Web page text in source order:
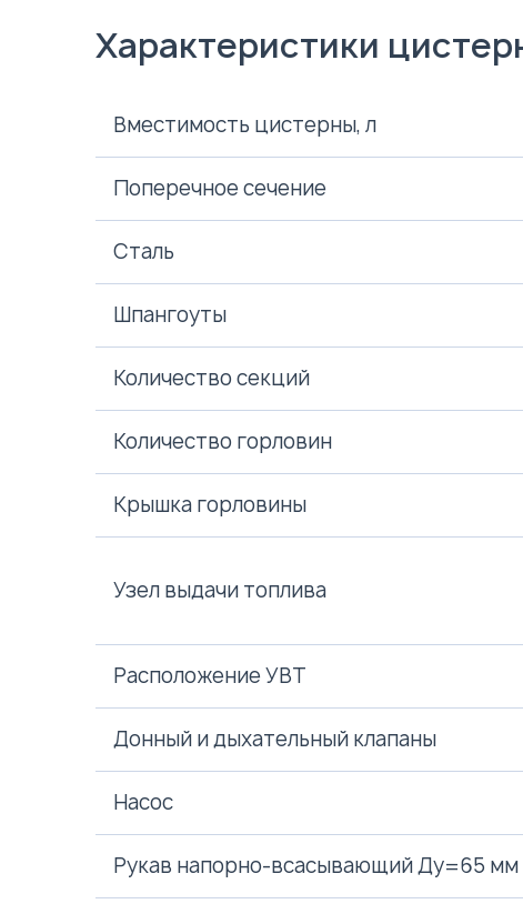
Характеристики
Вместимость цистерны, л
Поперечное сечение
Сталь
Шпангоуты
Количество секций
Количество горловин
Крышка горловины
Узел выдачи топлива
Расположение УВТ
Донный и дыхательный клапаны
Насос
Рукав напорно-всасывающий Ду=65 мм